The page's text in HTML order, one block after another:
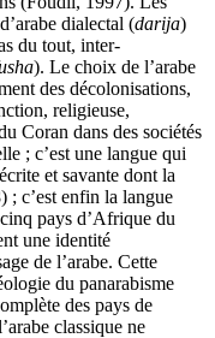
dialectal (darija)
du tout, inter-
). Le choix de l’arabe
des décolonisations,
religieuse,
Coran dans des sociétés
; c’est une langue qui
et savante dont la
; c’est enfin la langue
pays d’Afrique du
une identité
de l’arabe. Cette
du panarabisme
des pays de
classique ne